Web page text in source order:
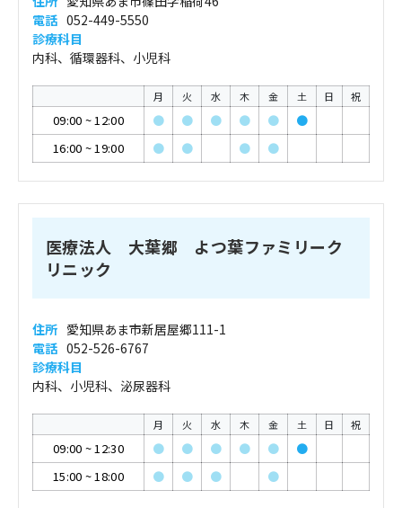
電話 052-449-5550
診療科目
内科、循環器科、小児科
月 火 水 木 金 土 日 祝
09:00 ~12:00 ● ● ● ● ●
●
16:00 ~19:00 ● ● ● ●
医療法人 大葉郷 よつ葉ファミリーク
リニック
住所 愛知県あま市新居屋郷111-1
電話 052-526-6767
診療科目
内科、小児科、泌尿器科
月 火 水 木 金 土 日 祝
09:00 ~12:30 ● ● ● ● ●
●
15:00 ~18:00 ● ● ● ●